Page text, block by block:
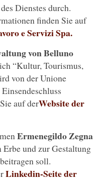
Dienstes durch.
finden Sie auf
e Servizi Spa.
von Belluno
“Kultur, Tourismus,
von der Unione
auf derWebsite der
Ermenegildo Zegna
und zur Gestaltung
soll.
Linkedin-Seite der